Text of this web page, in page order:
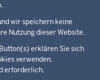
wir speichern keine
Nutzung dieser Website.
erklären Sie sich
verwenden.
erforderlich.
JPEG
      586.01 KB